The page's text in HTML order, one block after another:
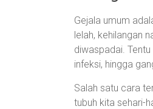
Gejala umum
lelah, kehilangan
diwaspadai.
infeksi, hingga
Salah satu cara
tubuh kita sehari-